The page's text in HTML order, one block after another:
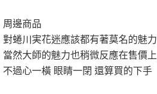
周邊商品
對蜷川実花迷應該都有著莫名的魅力
當然大師的魅力也稍微反應在售價上
不過心一橫 眼睛一閉 還算買的下手